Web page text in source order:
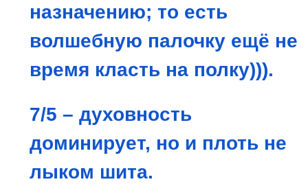
назначению; то есть
волшебную палочку ещё не
время класть на полку))).
7/5 – духовность
доминирует, но и плоть не
лыком шита.